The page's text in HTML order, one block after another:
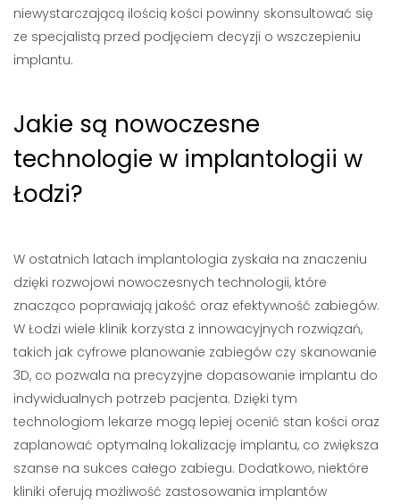
niewystarczającą ilością kości powinny skonsultować się
ze specjalistą przed podjęciem decyzji o wszczepieniu
implantu.
Jakie są nowoczesne
technologie w implantologii w
Łodzi?
W ostatnich latach implantologia zyskała na znaczeniu
dzięki rozwojowi nowoczesnych technologii, które
znacząco poprawiają jakość oraz efektywność zabiegów.
W Łodzi wiele klinik korzysta z innowacyjnych rozwiązań,
takich jak cyfrowe planowanie zabiegów czy skanowanie
3D, co pozwala na precyzyjne dopasowanie implantu do
indywidualnych potrzeb pacjenta. Dzięki tym
technologiom lekarze mogą lepiej ocenić stan kości oraz
zaplanować optymalną lokalizację implantu, co zwiększa
szanse na sukces całego zabiegu. Dodatkowo, niektóre
kliniki oferują możliwość zastosowania implantów